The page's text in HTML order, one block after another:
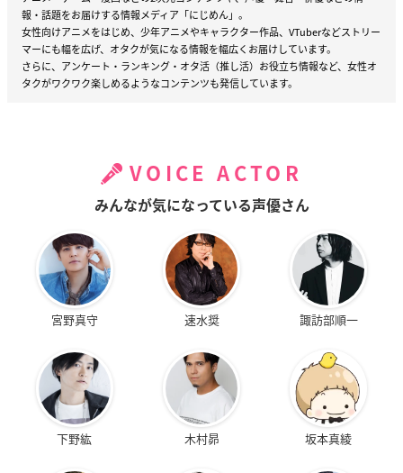
報・話題をお届けする情報メディア「にじめん」。
女性向けアニメをはじめ、少年アニメやキャラクター作品、VTuberなどストリー
マーにも幅を広げ、オタクが気になる情報を幅広くお届けしています。
さらに、アンケート・ランキング・オタ活（推し活）お役立ち情報など、女性オ
タクがワクワク楽しめるようなコンテンツも発信しています。
VOICE ACTOR
みんなが気になっている声優さん
宮野真守 速水奨 諏訪部順一
下野紘 木村昴 坂本真綾